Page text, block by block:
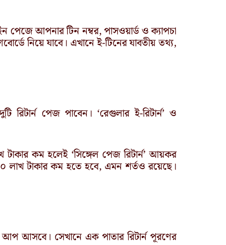
পেজে আপনার টিন নম্বর, পাসওয়ার্ড ও ক্যাপচা
নিয়ে যাবে। এখানে ই-টিনের যাবতীয় তথ্য,
রিটার্ন পেজ পাবেন। ‘রেগুলার ই-রিটার্ন’ ও
কম হলেই ‘সিঙ্গেল পেজ রিটার্ন’ আয়কর
লাখ টাকার কম হতে হবে, এমন শর্তও রয়েছে।
আসবে। সেখানে এক পাতার রিটার্ন পূরণের